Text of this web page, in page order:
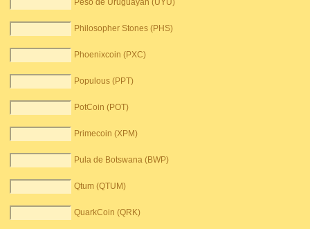
Peso de Uruguayan (UYU)
Philosopher Stones (PHS)
Phoenixcoin (PXC)
Populous (PPT)
PotCoin (POT)
Primecoin (XPM)
Pula de Botswana (BWP)
Qtum (QTUM)
QuarkCoin (QRK)